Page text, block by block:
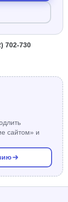
702-730
сайтом» и